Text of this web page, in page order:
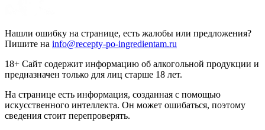
Нашли ошибку на странице, есть жалобы или предложения?
Пишите на info@recepty-po-ingredientam.ru
18+ Сайт содержит информацию об алкогольной продукции и
предназначен только для лиц старше 18 лет.
На странице есть информация, созданная с помощью
искусственного интеллекта. Он может ошибаться, поэтому
сведения стоит перепроверять.